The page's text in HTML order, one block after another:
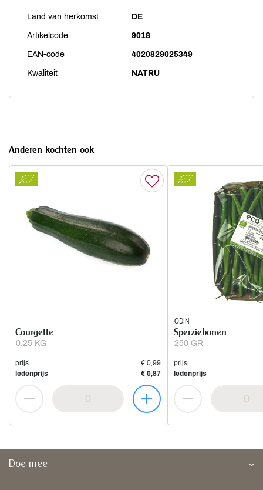
Land van herkomst DE
Artikelcode 9018
EAN-code 4020829025349
Kwaliteit NATRU
Anderen kochten ook
0.25 KG
Courgette
prijs
€ 0,99
ledenprijs
€ 0,87
ODIN
250 GR
Sperziebonen
prijs
ledenprijs
Doe mee